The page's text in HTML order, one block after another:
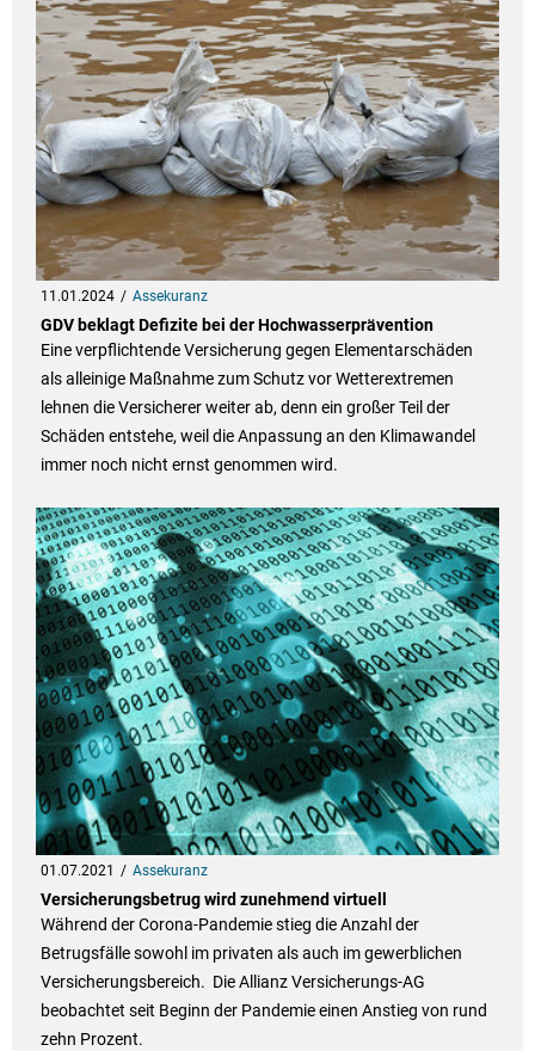
11.01.2024 Assekuranz
GDV beklagt Defizite bei der Hochwasserprävention
Eine verpflichtende Versicherung gegen Elementarschäden
als alleinige Maßnahme zum Schutz vor Wetterextremen
lehnen die Versicherer weiter ab, denn ein großer Teil der
Schäden entstehe, weil die Anpassung an den Klimawandel
immer noch nicht ernst genommen wird.
01.07.2021 Assekuranz
Versicherungsbetrug wird zunehmend virtuell
Während der Corona-Pandemie stieg die Anzahl der
Betrugsfälle sowohl im privaten als auch im gewerblichen
Versicherungsbereich. Die Allianz Versicherungs-AG
beobachtet seit Beginn der Pandemie einen Anstieg von rund
zehn Prozent.